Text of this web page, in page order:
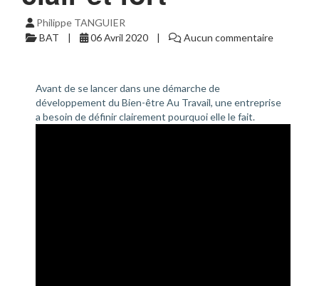
Philippe TANGUIER
BAT
06 Avril 2020 Aucun commentaire
Avant de se lancer dans une démarche de
développement du Bien-être Au Travail, une entreprise
a besoin de définir clairement pourquoi elle le fait.